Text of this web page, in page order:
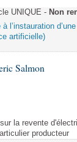
UNIQUE - Non
l’instauration
artificielle)
Salmon
la revente
producteur